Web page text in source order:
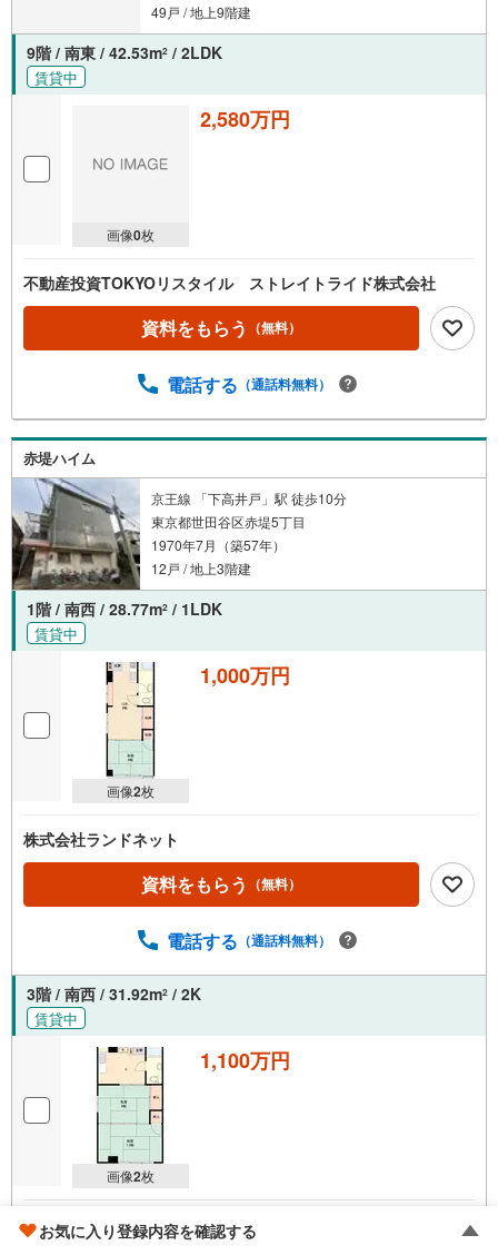
49戸 / 地上9階建
9階 / 南東 / 42.53m2 / 2LDK
賃貸中
画像0枚
2,580万円
不動産投資TOKYOリスタイル ストレイトライド株式会社
資料をもらう （無料）
電話する （通話料無料）
赤堤ハイム
京王線 「下高井戸」駅 徒歩10分
東京都世田谷区赤堤5丁目
1970年7月（築57年）
12戸 / 地上3階建
1階 / 南西 / 28.77m2 / 1LDK
賃貸中
画像2枚
1,000万円
株式会社ランドネット
資料をもらう （無料）
電話する （通話料無料）
3階 / 南西 / 31.92m2 / 2K
賃貸中
画像2枚
1,100万円
株式会社ランドネット
お気に入り登録内容を確認する